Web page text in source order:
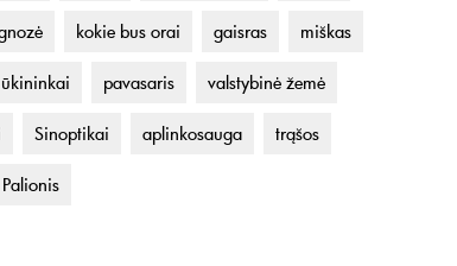
kokie bus orai gaisras miškas
ūkininkai pavasaris valstybinė žemė
Sinoptikai aplinkosauga trąšos